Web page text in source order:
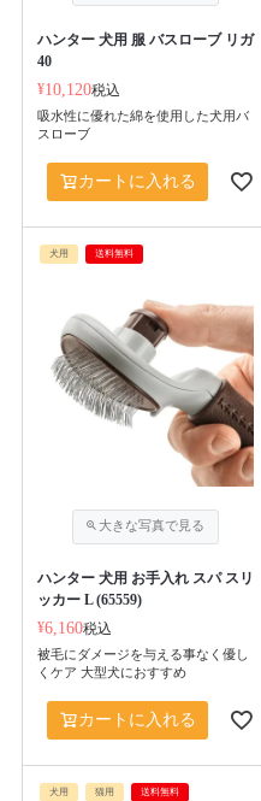
ハンター 犬用 服 バスローブ リガ
40
¥10,120税込
吸水性に優れた綿を使用した犬用バ
スローブ
カートに入れる
犬用 送料無料
ハンター 犬用 お手入れ スパ スリ
ッカー L (65559)
¥6,160税込
被毛にダメージを与える事なく優し
くケア 大型犬におすすめ
カートに入れる
犬用 猫用 送料無料